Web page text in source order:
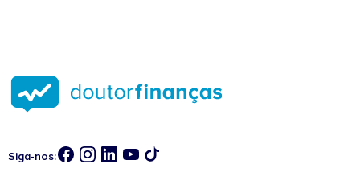
Siga-nos: